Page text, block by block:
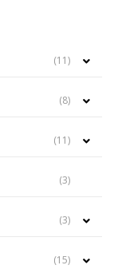
(11)
(8)
(11)
(3)
(3)
(15)